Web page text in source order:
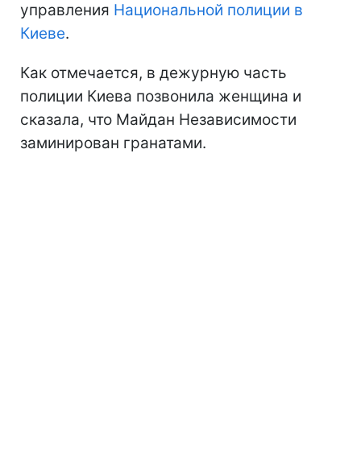
управления Национальной полиции в
Киеве.
Как отмечается, в дежурную часть
полиции Киева позвонила женщина и
сказала, что Майдан Независимости
заминирован гранатами.